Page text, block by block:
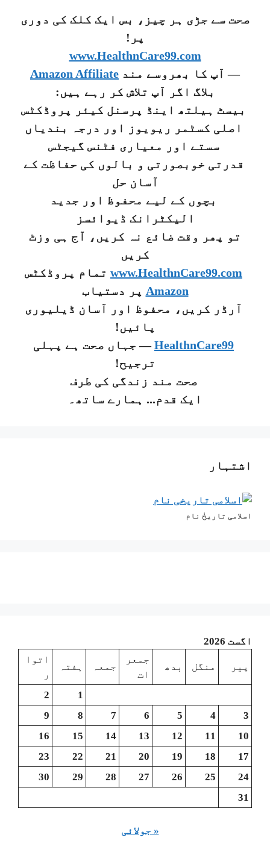
صحت سے جڑی ہر چیز، بس ایک کلک کی دوری
پر!
www.HealthnCare99.com
— آپ کا بھروسے مند Amazon Affiliate
بلاگ اگر آپ تلاش کر رہے ہیں:
بیسٹ ہیلتھ اینڈ پرسنل کیئر پروڈکٹس
اصلی کسٹمر ریویوز اور درجہ بندیاں
سستے اور معیاری فٹنس گیجٹس
قدرتی خوبصورتی و بالوں کی حفاظت کے
آسان حل
بچوں کے لیے محفوظ اور جدید
الیکٹرانک ڈیوائسز
تو پھر وقت ضائع نہ کریں، آج ہی وزٹ
کریں
www.HealthnCare99.com تمام پروڈکٹس
Amazon پر دستیاب
آرڈر کریں، محفوظ اور آسان ڈیلیوری
پائیں!
HealthnCare99— جہاں صحت ہے پہلی
ترجیح!
صحت مند زندگی کی طرف
ایک قدم... ہمارے ساتھ۔
اشتہار
اسلامی تاریخٰ نام
اگست 2026
پیر منگل بدھ
جمعر
ات
جمعہ ہفتہ
اتوا
ر
1
2
3
4
5
6
7
8
9
10
11
12
13
14
15
16
17
18
19
20
21
22
23
24
25
26
27
28
29
30
31
« جولائی